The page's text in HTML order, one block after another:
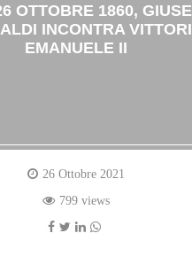
OTTOBRE 1860,
INCONTRA
EMANUELE II
26 Ottobre 2021
799 views